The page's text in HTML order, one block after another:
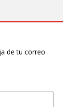
de tu correo